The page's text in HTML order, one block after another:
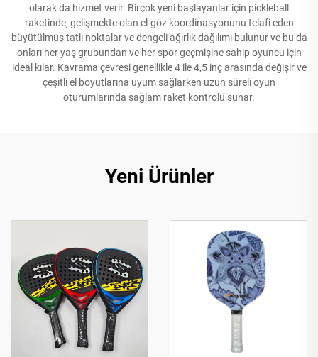
olarak da hizmet verir. Birçok yeni başlayanlar için pickleball
raketinde, gelişmekte olan el-göz koordinasyonunu telafi eden
büyütülmüş tatlı noktalar ve dengeli ağırlık dağılımı bulunur ve bu da
onları her yaş grubundan ve her spor geçmişine sahip oyuncu için
ideal kılar. Kavrama çevresi genellikle 4 ile 4,5 inç arasında değişir ve
çeşitli el boyutlarına uyum sağlarken uzun süreli oyun
oturumlarında sağlam raket kontrolü sunar.
Yeni Ürünler